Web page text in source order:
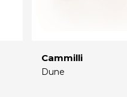
Cammilli
Dune